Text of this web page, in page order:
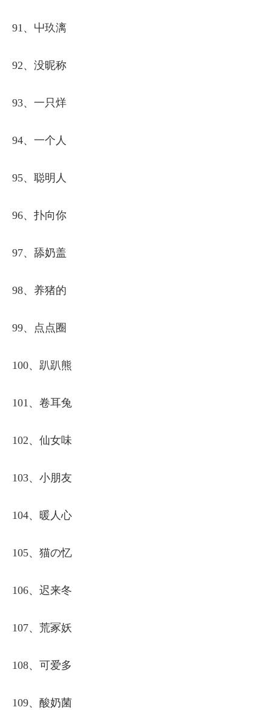
91、屮玖漓
92、没昵称
93、一只烊
94、一个人
95、聪明人
96、扑向你
97、舔奶盖
98、养猪的
99、点点圈
100、趴趴熊
101、卷耳兔
102、仙女味
103、小朋友
104、暖人心
105、猫の忆
106、迟来冬
107、荒冢妖
108、可爱多
109、酸奶菌